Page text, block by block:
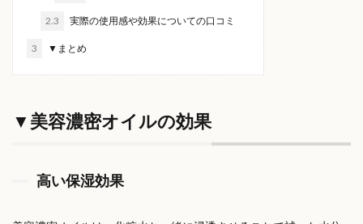
2.3 実際の使用感や効果についての口コミ
3 ▼まとめ
▼美容濃密オイルの効果
高い保湿効果